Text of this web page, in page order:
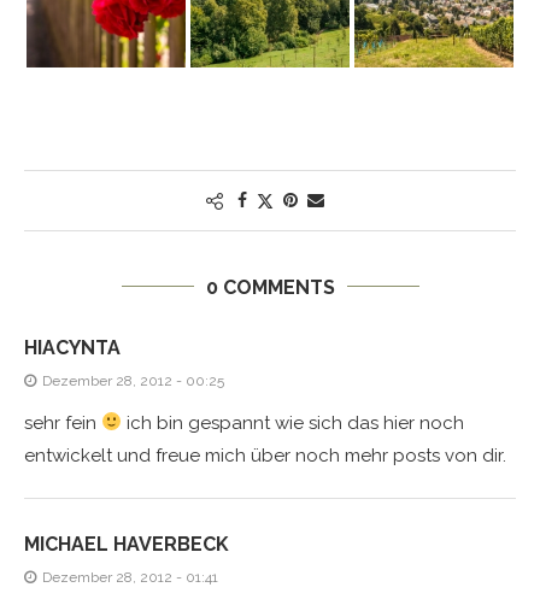
0 COMMENTS
HIACYNTA
Dezember 28, 2012 - 00:25
sehr fein
ich bin gespannt wie sich das hier noch
entwickelt und freue mich über noch mehr posts von dir.
MICHAEL HAVERBECK
Dezember 28, 2012 - 01:41